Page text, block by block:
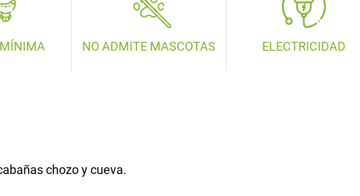
NO ADMITE MASCOTAS ELECTRICIDAD
chozo y cueva.